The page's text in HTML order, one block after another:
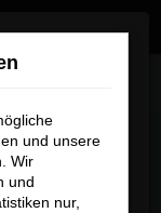
und unsere
Wir
und
nur,
×
Standort: